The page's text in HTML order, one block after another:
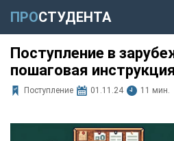
ПРОСТУДЕНТА
Поступление в
пошаговая
Поступление 01.11.24 11 мин.